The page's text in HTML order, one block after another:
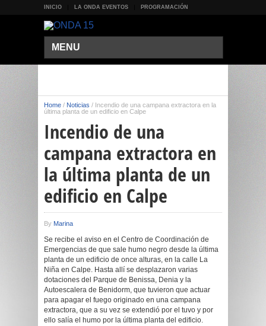
INICIO LA ONDA EVENTOS PROGRAMACIÓN
MENU
Home / Noticias / Incendio de una campana extractora en la
última planta de un edificio en Calpe
Incendio de una
campana extractora en
la última planta de un
edificio en Calpe
By Marina
Se recibe el aviso en el Centro de Coordinación de
Emergencias de que sale humo negro desde la última
planta de un edificio de once alturas, en la calle La
Niña en Calpe. Hasta allí se desplazaron varias
dotaciones del Parque de Benissa, Denia y la
Autoescalera de Benidorm, que tuvieron que actuar
para apagar el fuego originado en una campana
extractora, que a su vez se extendió por el tuvo y por
ello salía el humo por la última planta del edificio.